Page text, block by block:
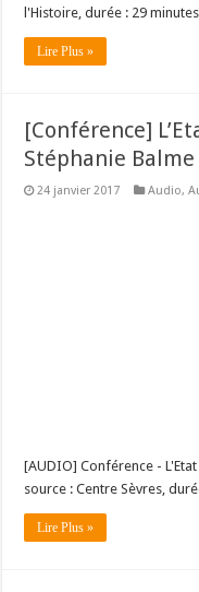
l'Histoire, durée : 29
Lire Plus »
[Conférence]
Stéphanie Balme
24 janvier 2017 Audio,
[AUDIO] Conférence -
source : Centre Sèvres,
Lire Plus »